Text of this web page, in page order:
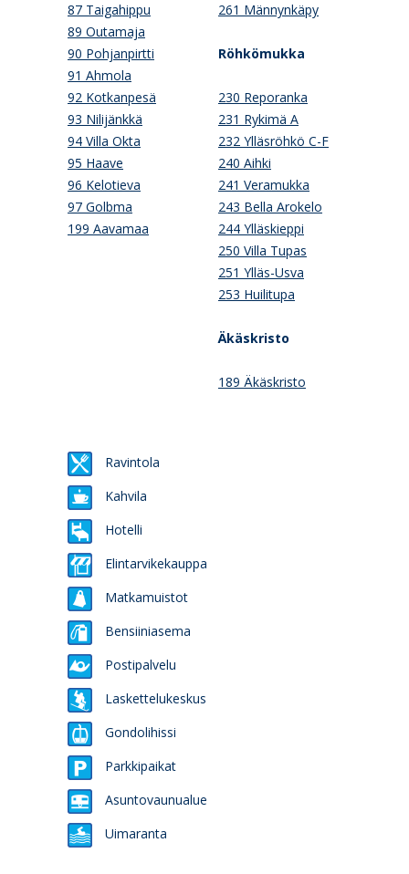
87 Taigahippu
89 Outamaja
90 Pohjanpirtti
91 Ahmola
92 Kotkanpesä
93 Nilijänkkä
94 Villa Okta
95 Haave
96 Kelotieva
97 Golbma
199 Aavamaa
261 Männynkäpy
Röhkömukka
230 Reporanka
231 Rykimä A
232 Ylläsröhkö C-F
240 Aihki
241 Veramukka
243 Bella Arokelo
244 Ylläskieppi
250 Villa Tupas
251 Ylläs-Usva
253 Huilitupa
Äkäskristo
189 Äkäskristo
Ravintola
Kahvila
Hotelli
Elintarvikekauppa
Matkamuistot
Bensiiniasema
Postipalvelu
Laskettelukeskus
Gondolihissi
Parkkipaikat
Asuntovaunualue
Uimaranta